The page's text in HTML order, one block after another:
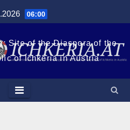
06:00
Site of the Diaspora of the
of Ichkeria in Austria